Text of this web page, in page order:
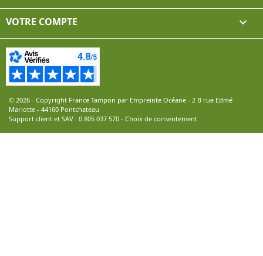
VOTRE COMPTE 
© 2026 - Copyright France Tampon par Empreinte Océane - 2 B rue Edmé
Mariotte - 44160 Pontchateau
Support client et SAV : 0 805 037 570 - Choix de consentement